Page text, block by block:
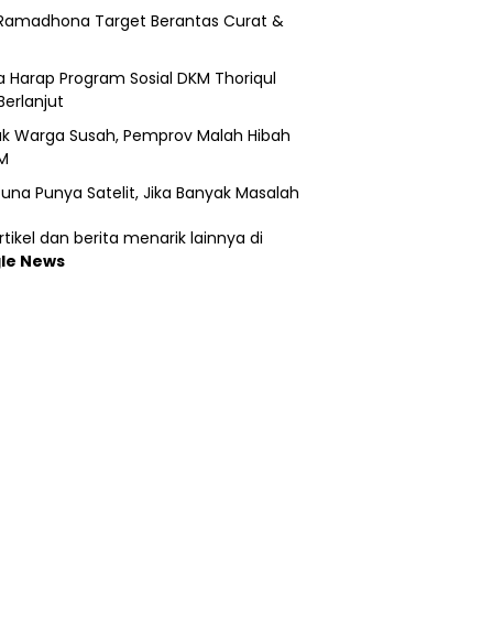
Ramadhona Target Berantas Curat &
Harap Program Sosial DKM Thoriqul
Warga Susah, Pemprov Malah Hibah
Punya Satelit, Jika Banyak Masalah
dan berita menarik lainnya di
News